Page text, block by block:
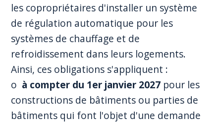
les copropriétaires d'installer un système
de régulation automatique pour les
systèmes de chauffage et de
refroidissement dans leurs logements.
Ainsi, ces obligations s'appliquent :
o à compter du 1er janvier 2027 pour les
constructions de bâtiments ou parties de
bâtiments qui font l'objet d'une demande